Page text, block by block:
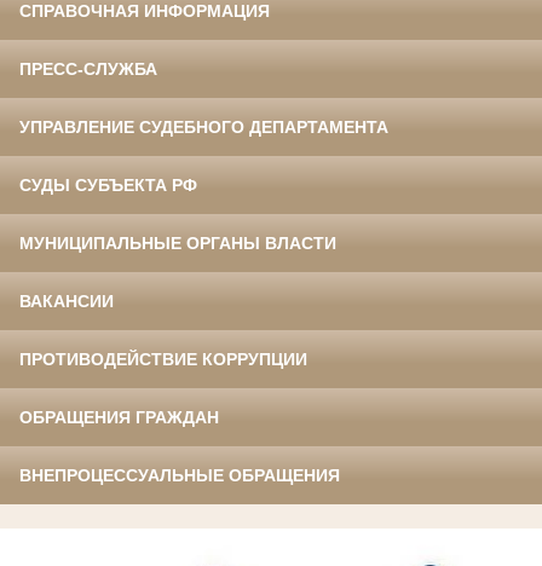
СПРАВОЧНАЯ ИНФОРМАЦИЯ
ПРЕСС-СЛУЖБА
УПРАВЛЕНИЕ СУДЕБНОГО ДЕПАРТАМЕНТА
СУДЫ СУБЪЕКТА РФ
МУНИЦИПАЛЬНЫЕ ОРГАНЫ ВЛАСТИ
ВАКАНСИИ
ПРОТИВОДЕЙСТВИЕ КОРРУПЦИИ
ОБРАЩЕНИЯ ГРАЖДАН
ВНЕПРОЦЕССУАЛЬНЫЕ ОБРАЩЕНИЯ